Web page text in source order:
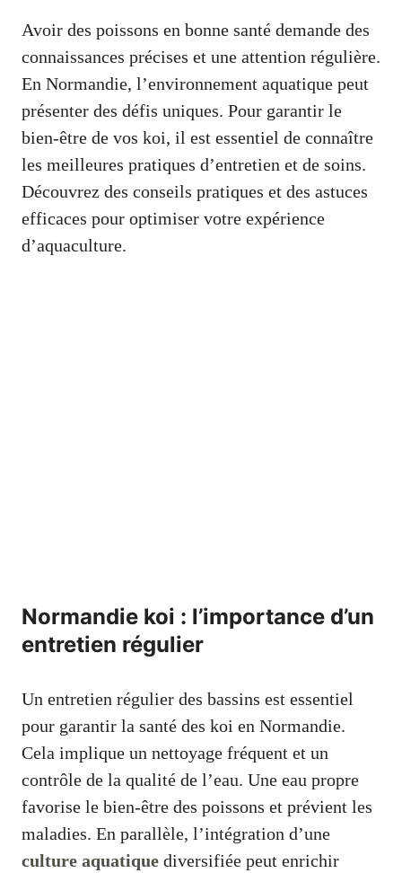
Avoir des poissons en bonne santé demande des
connaissances précises et une attention régulière.
En Normandie, l’environnement aquatique peut
présenter des défis uniques. Pour garantir le
bien-être de vos koi, il est essentiel de connaître
les meilleures pratiques d’entretien et de soins.
Découvrez des conseils pratiques et des astuces
efficaces pour optimiser votre expérience
d’aquaculture.
Normandie koi : l’importance d’un
entretien régulier
Un entretien régulier des bassins est essentiel
pour garantir la santé des koi en Normandie.
Cela implique un nettoyage fréquent et un
contrôle de la qualité de l’eau. Une eau propre
favorise le bien-être des poissons et prévient les
maladies. En parallèle, l’intégration d’une
culture aquatique diversifiée peut enrichir